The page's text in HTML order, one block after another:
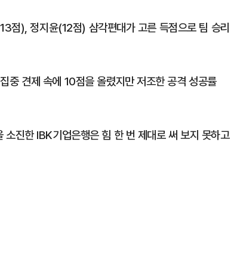
점), 정지윤(12점) 삼각편대가 고른 득점으로 팀 승리
중 견제 속에 10점을 올렸지만 저조한 공격 성공률
진한 IBK기업은행은 힘 한 번 제대로 써 보지 못하고